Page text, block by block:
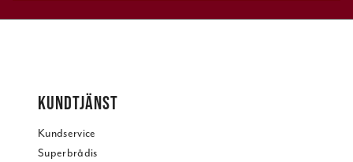
KUNDTJÄNST
Kundservice
Superbrådis